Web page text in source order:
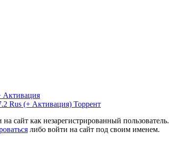
Активация
Rus (+ Активация) Торрент
сайт как незарегистрированный пользователь.
либо войти на сайт под своим именем.